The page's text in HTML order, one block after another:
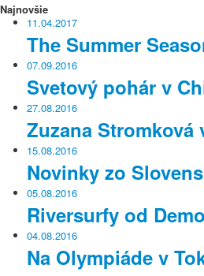
Najnovšie
11.04.2017
The Summer
07.09.2016
Svetový pohár v
27.08.2016
Zuzana Stromková
15.08.2016
Novinky zo
05.08.2016
Riversurfy od
04.08.2016
Na Olympiáde v